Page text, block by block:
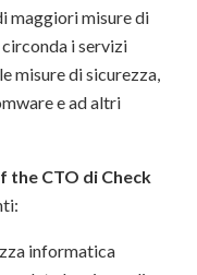
maggiori misure di
i servizi
misure di sicurezza,
e ad altri
the CTO di Check
informatica